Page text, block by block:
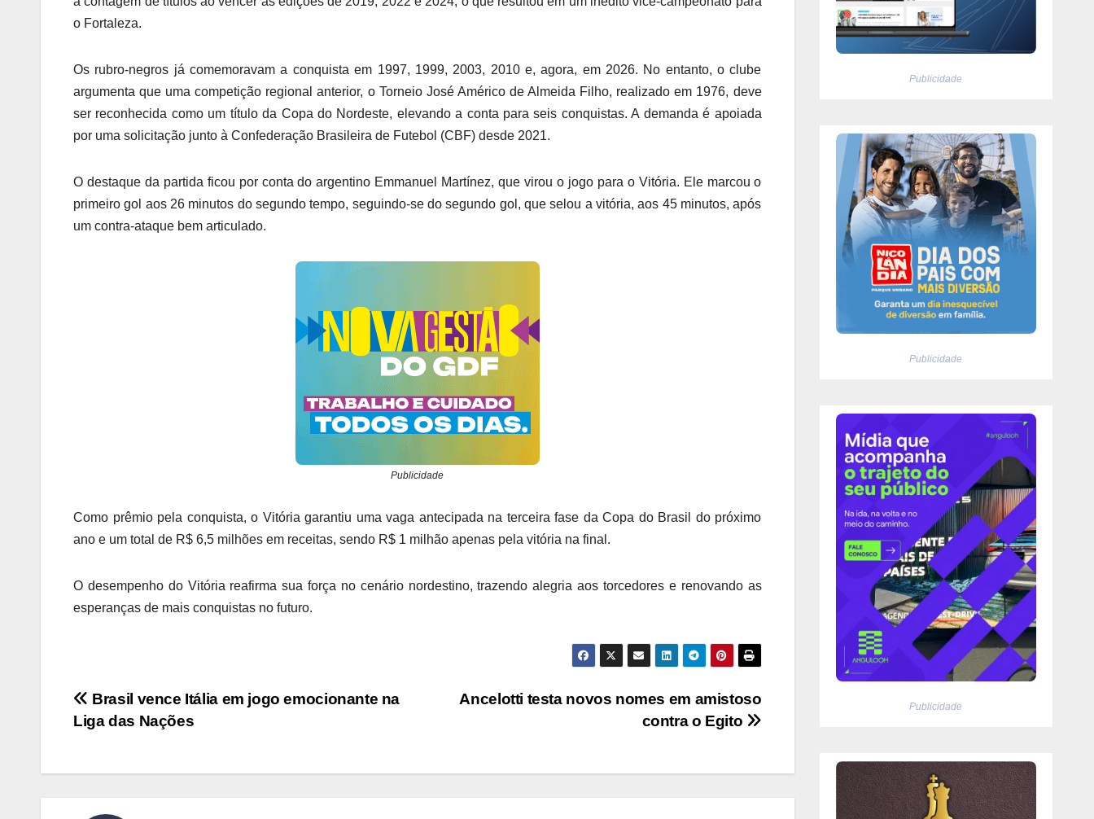
o Fortaleza.
Os rubro-negros já comemoravam a conquista em 1997, 1999, 2003, 2010 e, agora, em 2026. No entanto, o clube
argumenta que uma competição regional anterior, o Torneio José Américo de Almeida Filho, realizado em 1976, deve
ser reconhecida como um título da Copa do Nordeste, elevando a conta para seis conquistas. A demanda é apoiada
por uma solicitação junto à Confederação Brasileira de Futebol (CBF) desde 2021.
O destaque da partida ficou por conta do argentino Emmanuel Martínez, que virou o jogo para o Vitória. Ele marcou o
primeiro gol aos 26 minutos do segundo tempo, seguindo-se do segundo gol, que selou a vitória, aos 45 minutos, após
um contra-ataque bem articulado.
Publicidade
Como prêmio pela conquista, o Vitória garantiu uma vaga antecipada na terceira fase da Copa do Brasil do próximo
ano e um total de R$ 6,5 milhões em receitas, sendo R$ 1 milhão apenas pela vitória na final.
O desempenho do Vitória reafirma sua força no cenário nordestino, trazendo alegria aos torcedores e renovando as
esperanças de mais conquistas no futuro.
Navegação
de
Post
Ancelotti testa novos nomes em amistoso
contra o Egito
Brasil vence Itália em jogo emocionante na
Liga das Nações
Publicidade
Publicidade
Publicidade